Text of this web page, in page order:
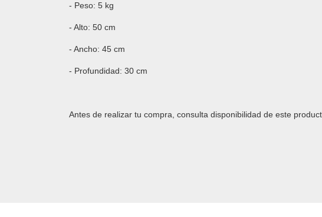
- Peso: 5 kg
- Alto: 50 cm
- Ancho: 45 cm
- Profundidad: 30 cm
Antes de realizar tu compra, consulta disponibilidad de este